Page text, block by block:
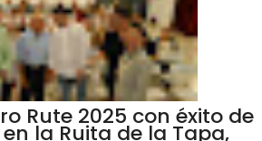
Rute 2025 con éxito de
la Ruita de la Tapa,